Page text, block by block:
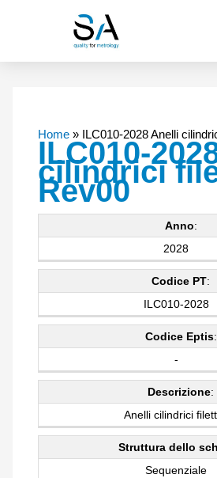
Home» ILC010-2028 Anelli
ILC010-
cilindrici
Rev00
Anno:
2028
Codice PT:
ILC010-2028
Codice Eptis:
-
Descrizione:
Anelli cilindrici
Struttura dello
Sequenziale